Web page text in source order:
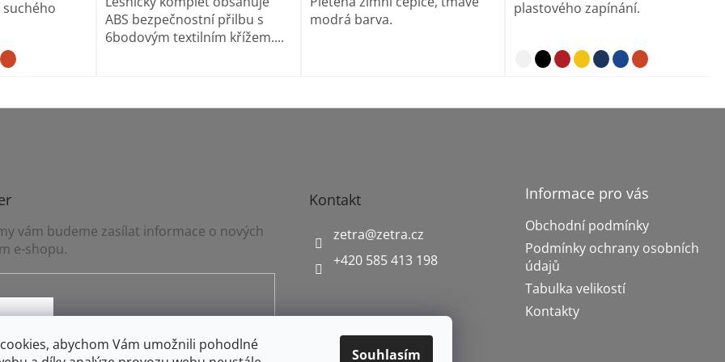
abychom Vám umožnili pohodlné
Souhlasím
ABS bezpečnostní přilbu s
6bodovým textilním křížem....
modrá barva.
plastového zapínání.
vám budeme zasílat informace o nových
e-shopu.
ochrany osobních údajů
Kontakt
zetra@zetra.cz
+420 585 413 198
Informace pro vás
Obchodní podmínky
Podmínky ochrany osobních
údajů
Tabulka velikostí
Kontakty